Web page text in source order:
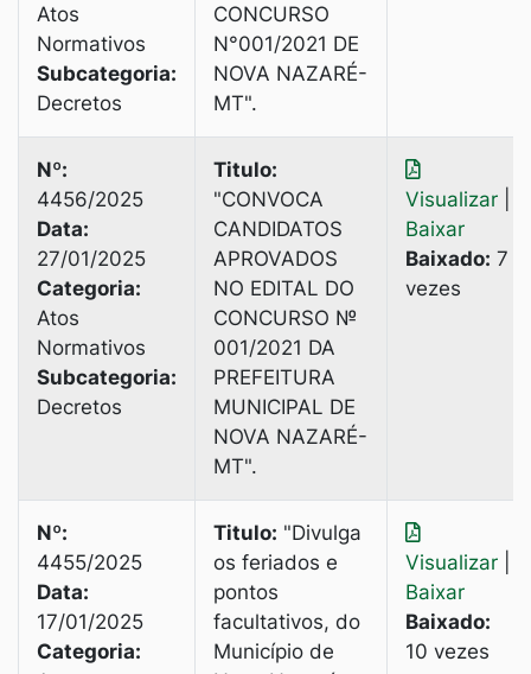
Atos
Normativos
Subcategoria:
Decretos
CONCURSO
N°001/2021 DE
NOVA NAZARÉ-
MT".
Nº:
4456/2025
Data:
27/01/2025
Categoria:
Atos
Normativos
Subcategoria:
Decretos
Titulo:
"CONVOСА
CANDIDATOS
APROVADOS
NO EDITAL DO
CONCURSO №
001/2021 DA
PREFEITURA
MUNICIPAL DE
NOVA NAZARÉ-
MТ".
Visualizar
Baixar
Baixado: 7
vezes
Nº:
4455/2025
Data:
17/01/2025
Categoria:
Titulo: "Divulga
os feriados e
pontos
facultativos, do
Município de
Visualizar
Baixar
Baixado:
10 vezes